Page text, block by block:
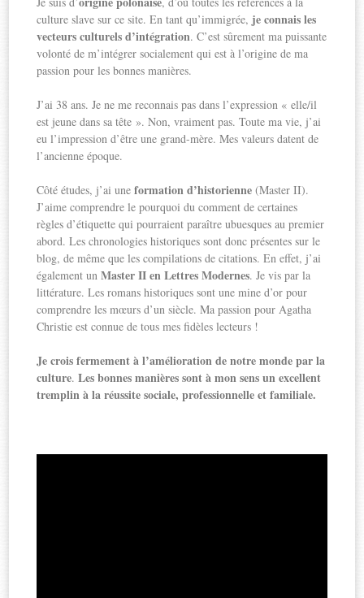
culture slave sur ce site. En tant qu’immigrée, je connais les
vecteurs culturels d’intégration. C’est sûrement ma puissante
volonté de m’intégrer socialement qui est à l’origine de ma
passion pour les bonnes manières.
J’ai 38 ans. Je ne me reconnais pas dans l’expression « elle/il
est jeune dans sa tête ». Non, vraiment pas. Toute ma vie, j’ai
eu l’impression d’être une grand-mère. Mes valeurs datent de
l’ancienne époque.
Côté études, j’ai uneformation d’historienne (Master II).
J’aime comprendre le pourquoi du comment de certaines
règles d’étiquette qui pourraient paraître ubuesques au premier
abord. Les chronologies historiques sont donc présentes sur le
blog, de même que les compilations de citations. En effet, j’ai
également unMaster II en Lettres Modernes. Je vis par la
littérature. Les romans historiques sont une mine d’or pour
comprendre les mœurs d’un siècle. Ma passion pour Agatha
Christie est connue de tous mes fidèles lecteurs !
Je crois fermement à l’amélioration de notre monde par la
culture.Les bonnes manières sont à mon sens un excellent
tremplin à la réussite sociale, professionnelle et familiale.